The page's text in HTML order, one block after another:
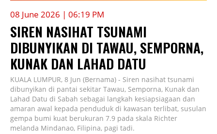
08 June 2026 | 06:19 PM
SIREN NASIHAT TSUNAMI
DIBUNYIKAN DI TAWAU, SEMPORNA,
KUNAK DAN LAHAD DATU
KUALA LUMPUR, 8 Jun (Bernama) - Siren nasihat tsunami
dibunyikan di pantai sekitar Tawau, Semporna, Kunak dan
Lahad Datu di Sabah sebagai langkah kesiapsiagaan dan
amaran awal kepada penduduk di kawasan terlibat, susulan
gempa bumi kuat berukuran 7.9 pada skala Richter
melanda Mindanao, Filipina, pagi tadi.